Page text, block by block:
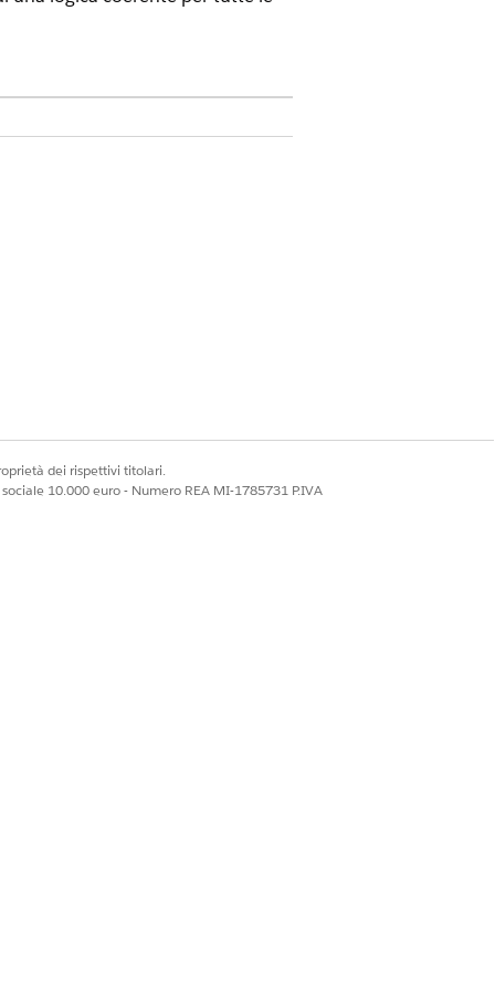
e i comportamenti del sistema.
approccio centralizzato
degli utenti.
senza affidarsi a modelli di
di una logica di tracciamento
dei rispettivi titolari.
10.000 euro - Numero REA MI-1785731 P.IVA